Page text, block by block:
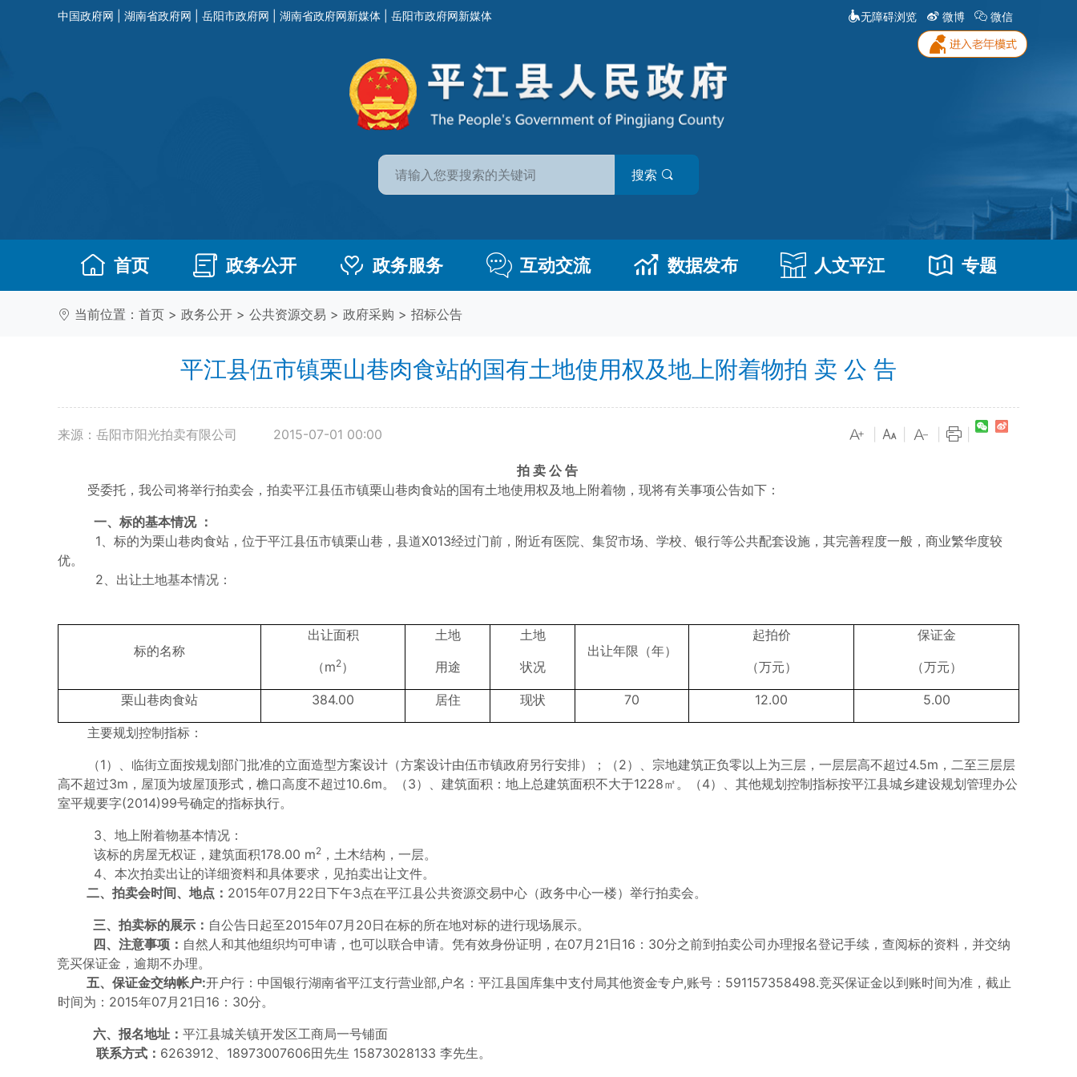
中国政府网 湖南省政府网 岳阳市政府网 湖南省政府网新媒体 岳阳市政府网新媒体 无障碍浏览 微博 微信
搜索
首页 政务公开 政务服务 互动交流 数据发布 人文平江 专题
当前位置： 首页 > 政务公开 > 公共资源交易 > 政府采购 > 招标公告
平江县伍市镇栗山巷肉食站的国有土地使用权及地上附着物拍 卖 公 告
来源：岳阳市阳光拍卖有限公司 2015-07-01 00:00
拍 卖 公 告
受委托，我公司将举行拍卖会，拍卖平江县伍市镇栗山巷肉食站的国有土地使用权及地上附着物，现将有关事项公告如下：
一、标的基本情况 ：
1、标的为栗山巷肉食站，位于平江县伍市镇栗山巷，县道X013经过门前，附近有医院、集贸市场、学校、银行等公共配套设施，其完善程度一般，商业繁华度较
优。
2、出让土地基本情况：
标的名称
出让面积
（m2）
土地
用途
土地
状况
出让年限（年）
起拍价
（万元）
保证金
（万元）
栗山巷肉食站 384.00 居住 现状 70 12.00 5.00
主要规划控制指标：
（1）、临街立面按规划部门批准的立面造型方案设计（方案设计由伍市镇政府另行安排）；（2）、宗地建筑正负零以上为三层，一层层高不超过4.5m，二至三层层
高不超过3m，屋顶为坡屋顶形式，檐口高度不超过10.6m。（3）、建筑面积：地上总建筑面积不大于1228㎡。（4）、其他规划控制指标按平江县城乡建设规划管理办公
室平规要字(2014)99号确定的指标执行。
3、地上附着物基本情况：
该标的房屋无权证，建筑面积178.00 m2 ，土木结构，一层。
4、本次拍卖出让的详细资料和具体要求，见拍卖出让文件。
二、拍卖会时间、地点 ： 2015年07月22日下午3点在平江县公共资源交易中心（政务中心一楼）举行拍卖会。
三、拍卖标的展示： 自公告日起至2015年07月20日在标的所在地对标的进行现场展示。
四、 注意事项： 自然人和其他组织均可申请，也可以联合申请。凭有效身份证明，在07月21日16：30分之前到拍卖公司办理报名登记手续，查阅标的资料，并交纳
竞买保证金，逾期不办理。
五、保证金交纳帐户:开户行：中国银行湖南省平江支行营业部,户名：平江县国库集中支付局其他资金专户,账号：591157358498.竞买保证金以到账时间为准，截止
时间为：2015年07月21日16：30分。
六、报名地址： 平江县城关镇开发区工商局一号铺面
联系方式： 6263912、18973007606田先生 15873028133 李先生。